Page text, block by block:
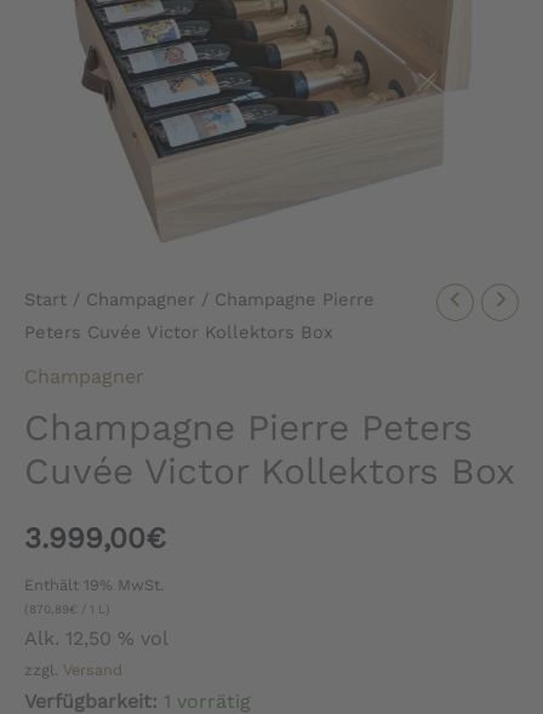
Start / Champagner / Champagne Pierre
Peters Cuvée Victor Kollektors Box
Champagner
Champagne Pierre Peters
Cuvée Victor Kollektors Box
3.999,00€
Enthält 19% MwSt.
(870,89€ / 1 L)
Alk. 12,50 % vol
zzgl. Versand
Verfügbarkeit: 1 vorrätig